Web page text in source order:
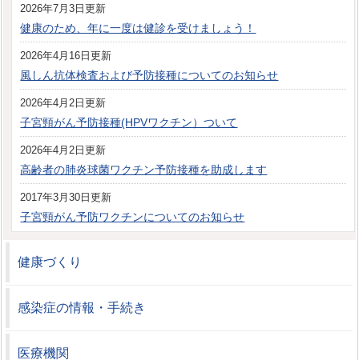
2026年7月3日更新
健康のため、年に一度は健診を受けましょう！
2026年4月16日更新
風しん抗体検査および予防接種についてのお知らせ
2026年4月2日更新
子宮頸がん予防接種(HPVワクチン）ついて
2026年4月2日更新
高齢者の肺炎球菌ワクチン予防接種を助成します
2017年3月30日更新
子宮頸がん予防ワクチンについてのお知らせ
健康づくり
感染症の情報・手続き
医療機関